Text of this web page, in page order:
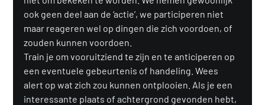
ook geen deel aan de ‘actie’, we participeren niet
maar reageren wel op dingen die zich voordoen, of
zouden kunnen voordoen.
Train je om vooruitziend te zijn en te anticiperen op
een eventuele gebeurtenis of handeling. Wees
alert op wat zich zou kunnen ontplooien. Als je een
interessante plaats of achtergrond gevonden hebt,